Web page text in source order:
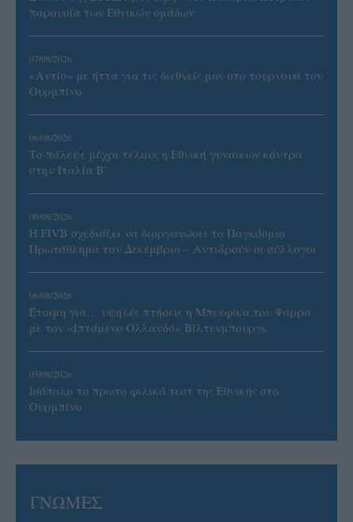
παρουσία των Εθνικών ομάδων
07/08/2026
«Αντίο» με ήττα για τις διεθνείς μας στο τουρνουά του
Ουρμπίνο
06/08/2026
Το πάλεψε μέχρι τέλους η Εθνική γυναικών κόντρα
στην Ιταλία Β’
06/08/2026
Η FIVB σχεδιάζει να διοργανώσει το Παγκόσμιο
Πρωτάθλημα τον Δεκέμβριο – Αντιδρούν οι σύλλογοι
06/08/2026
Έτοιμη για… υψηλές πτήσεις η Μπενφίκα του Ψάρρα
με τον «Ιπτάμενο Ολλανδό» Βίλτενμπουργκ
05/08/2026
Ισόπαλο το πρωτο φιλικό τεστ της Εθνικής στο
Ουρμπίνο
ΓΝΩΜΕΣ